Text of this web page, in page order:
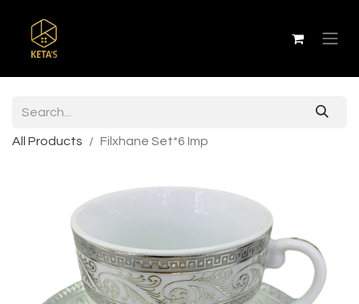
All Products Filxhane Set*6 Imp